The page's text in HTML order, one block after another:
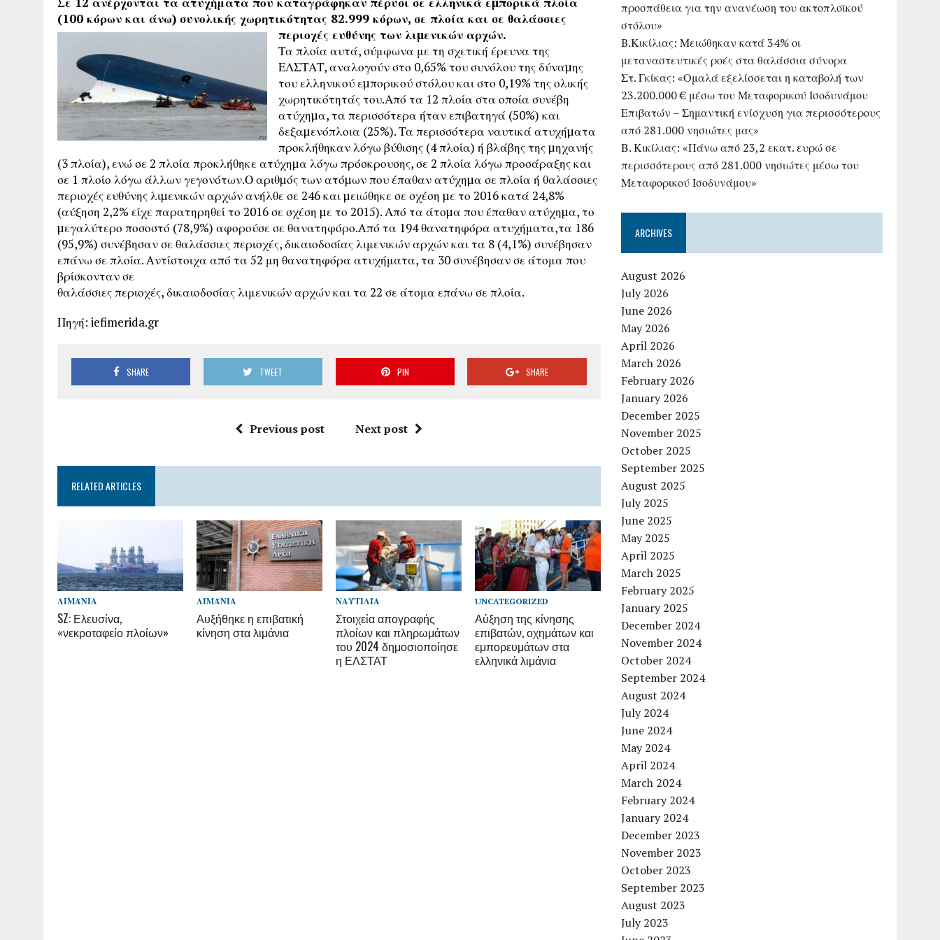
(100 κόρων και άνω) συνολικής χωρητικότητας 82.999 κόρων, σε πλοία και σε θαλάσσιες
περιοχές ευθύνης των λιµενικών αρχών.
Τα πλοία αυτά, σύμφωνα με τη σχετική έρευνα της
ΕΛΣΤΑΤ, αναλογούν στο 0,65% του συνόλου της δύναµης
του ελληνικού εµπορικού στόλου και στο 0,19% της ολικής
χωρητικότητάς του.Από τα 12 πλοία στα οποία συνέβη
ατύχηµα, τα περισσότερα ήταν επιβατηγά (50%) και
δεξαµενόπλοια (25%). Τα περισσότερα ναυτικά ατυχήµατα
προκλήθηκαν λόγω βύθισης (4 πλοία) ή βλάβης της µηχανής
(3 πλοία), ενώ σε 2 πλοία προκλήθηκε ατύχηµα λόγω πρόσκρουσης, σε 2 πλοία λόγω προσάραξης και
σε 1 πλοίο λόγω άλλων γεγονότων.Ο αριθµός των ατόµων που έπαθαν ατύχηµα σε πλοία ή θαλάσσιες
περιοχές ευθύνης λιµενικών αρχών ανήλθε σε 246 και µειώθηκε σε σχέση µε το 2016 κατά 24,8%
(αύξηση 2,2% είχε παρατηρηθεί το 2016 σε σχέση µε το 2015). Από τα άτοµα που έπαθαν ατύχηµα, το
µεγαλύτερο ποσοστό (78,9%) αφορούσε σε θανατηφόρο.Aπό τα 194 θανατηφόρα ατυχήματα,τα 186
(95,9%) συνέβησαν σε θαλάσσιες περιοχές, δικαιοδοσίας λιμενικών αρχών και τα 8 (4,1%) συνέβησαν
επάνω σε πλοία. Aντίστοιχα από τα 52 μη θανατηφόρα ατυχήματα, τα 30 συνέβησαν σε άτομα που
βρίσκονταν σε
θαλάσσιες περιοχές, δικαιοδοσίας λιμενικών αρχών και τα 22 σε άτομα επάνω σε πλοία.
Πηγή: iefimerida.gr
SHARE TWEET PIN SHARE
Previous post Next post
RELATED ARTICLES
ΛΙΜΆΝΙΑ
SZ: Ελευσίνα,
«νεκροταφείο πλοίων»
ΛΙΜΆΝΙΑ
Αυξήθηκε η επιβατική
κίνηση στα λιμάνια
ΝΑΥΤΙΛΊΑ
Στοιχεία απογραφής
πλοίων και πληρωμάτων
του 2024 δημοσιοποίησε
η ΕΛΣΤΑΤ
UNCATEGORIZED
Αύξηση της κίνησης
επιβατών, οχημάτων και
εμπορευμάτων στα
ελληνικά λιμάνια
προσπάθεια για την ανανέωση του ακτοπλοϊκού
στόλου»
B.Κικίλιας: Μειώθηκαν κατά 34% οι
μεταναστευτικές ροές στα θαλάσσια σύνορα
Στ. Γκίκας: «Ομαλά εξελίσσεται η καταβολή των
23.200.000 € μέσω του Μεταφορικού Ισοδυνάμου
Επιβατών – Σημαντική ενίσχυση για περισσότερους
από 281.000 νησιώτες μας»
Β. Κικίλιας: «Πάνω από 23,2 εκατ. ευρώ σε
περισσότερους από 281.000 νησιώτες μέσω του
Μεταφορικού Ισοδυνάμου»
ARCHIVES
August 2026
July 2026
June 2026
May 2026
April 2026
March 2026
February 2026
January 2026
December 2025
November 2025
October 2025
September 2025
August 2025
July 2025
June 2025
May 2025
April 2025
March 2025
February 2025
January 2025
December 2024
November 2024
October 2024
September 2024
August 2024
July 2024
June 2024
May 2024
April 2024
March 2024
February 2024
January 2024
December 2023
November 2023
October 2023
September 2023
August 2023
July 2023